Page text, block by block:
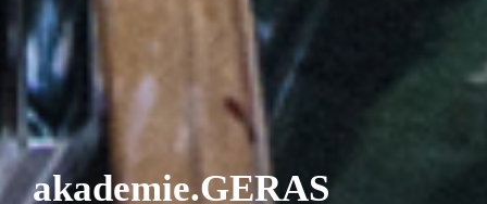
akademie.GERAS